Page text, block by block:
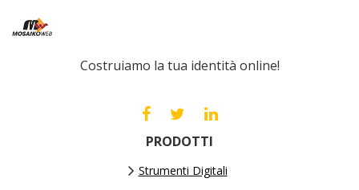
Costruiamo la tua identità online!
PRODOTTI
Strumenti Digitali